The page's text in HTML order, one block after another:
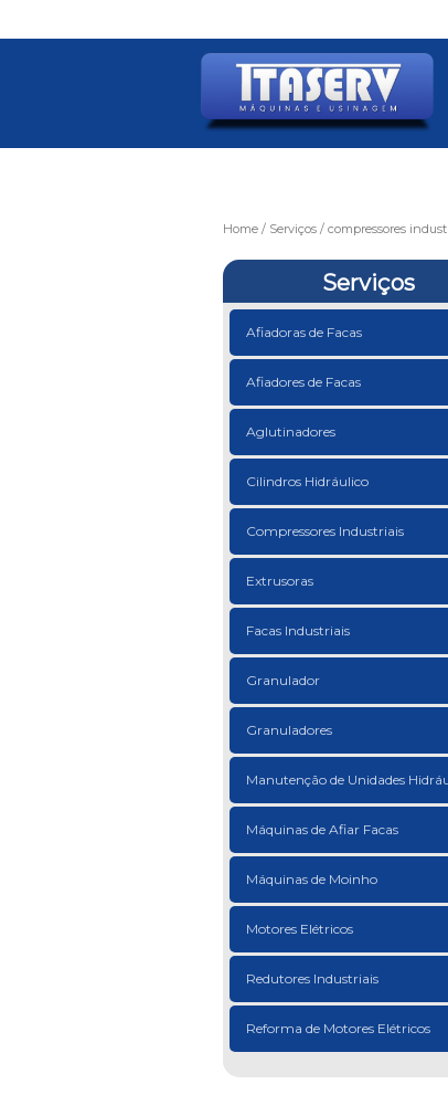
Home Serviços compressores
Serviços
Afiadoras de Facas
Afiadores de Facas
Aglutinadores
Cilindros Hidráulico
Compressores Industriais
Extrusoras
Facas Industriais
Granulador
Granuladores
Manutenção de Unidades
Máquinas de Afiar Facas
Máquinas de Moinho
Motores Elétricos
Redutores Industriais
Reforma de Motores Elétricos